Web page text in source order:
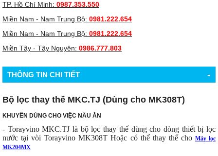
TP. Hồ Chí Minh: 0987.353.550
Miền Nam - Nam Trung Bộ: 0981.222.654
Miền Nam - Nam Trung Bộ: 0981.222.654
Miền Tây - Tây Nguyên: 0986.777.803
THÔNG TIN CHI TIẾT -
Bộ lọc thay thế MKC.TJ (Dùng cho MK308T)
KHUYÊN DÙNG CHO VIỆC NẤU ĂN
- Torayvino MKC.TJ là bộ lọc thay thế dùng cho dòng thiết bị lọc
nước tại vòi Torayvino MK308T Hoặc có thể thay thế cho Máy lọc
MK204MX